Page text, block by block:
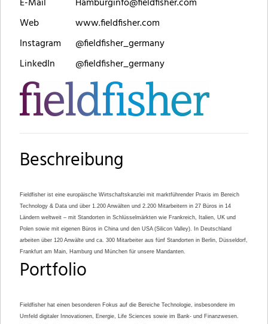
Web
www.fieldfisher.com
Instagram
@fieldfisher_germany
LinkedIn
@fieldfisher_germany
Beschreibung
Fieldfisher ist eine europäische Wirtschaftskanzlei mit marktführender Praxis im Bereich
Technology & Data und über 1.200 Anwälten und 2.200 Mitarbeitern in 27 Büros in 14
Ländern weltweit – mit Standorten in Schlüsselmärkten wie Frankreich, Italien, UK und
Polen sowie mit eigenen Büros in China und den USA (Silicon Valley). In Deutschland
arbeiten über 120 Anwälte und ca. 300 Mitarbeiter aus fünf Standorten in Berlin, Düsseldorf,
Frankfurt am Main, Hamburg und München für unsere Mandanten.
Portfolio
Fieldfisher hat einen besonderen Fokus auf die Bereiche Technologie, insbesondere im
Umfeld digitaler Innovationen, Energie, Life Sciences sowie im Bank- und Finanzwesen.